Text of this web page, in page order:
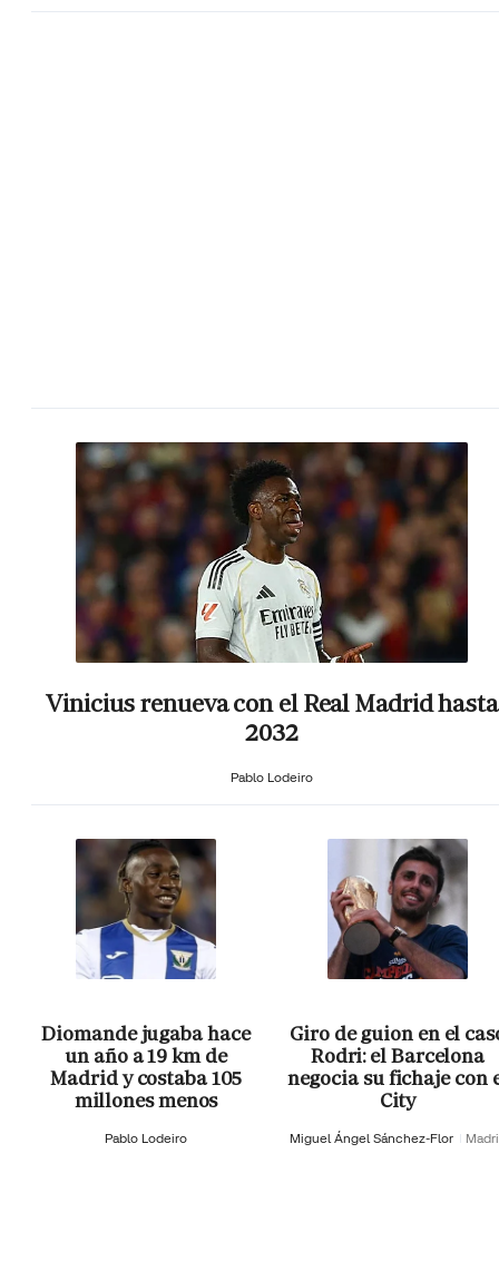
Vinicius renueva con el Real Madrid hasta
2032
Pablo Lodeiro
Diomande jugaba hace
un año a 19 km de
Madrid y costaba 105
millones menos
Pablo Lodeiro
Giro de guion en el
Rodri: el Barcelona
negocia su fichaje con
City
Miguel Ángel Sánchez-Flor